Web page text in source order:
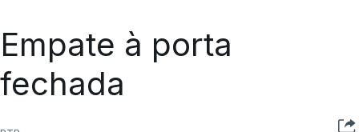
Empate à porta
fechada